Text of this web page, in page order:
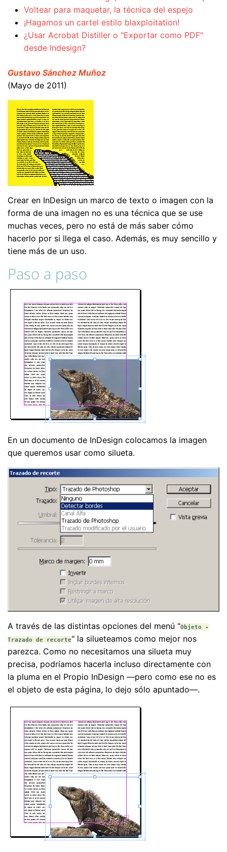
Voltear para maquetar, la técnica del espejo
¡Hagamos un cartel estilo blaxploitation!
¿Usar Acrobat Distiller o "Exportar como PDF"
desde Indesign?
Gustavo Sánchez Muñoz
(Mayo de 2011)
Crear en InDesign un marco de texto o imagen con la
forma de una imagen no es una técnica que se use
muchas veces, pero no está de más saber cómo
hacerlo por si llega el caso. Además, es muy sencillo y
tiene más de un uso.
Paso a paso
En un documento de InDesign colocamos la imagen
que queremos usar como silueta.
A través de las distintas opciones del menú "Objeto -
Trazado de recorte" la silueteamos como mejor nos
parezca. Como no necesitamos una silueta muy
precisa, podríamos hacerla incluso directamente con
la pluma en el Propio InDesign —pero como ese no es
el objeto de esta página, lo dejo sólo apuntado—.